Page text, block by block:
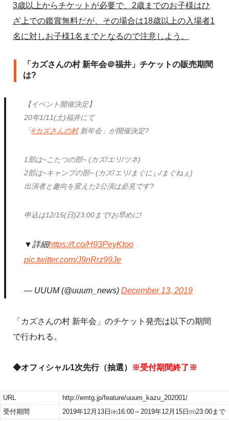
3歳以上からチケットが必要で、2歳までのお子様はひ
ざ上での鑑賞無料だが、その場合は18歳以上の入場者1
名に対しお子様1名までとなるので注意しよう。
「カズさんの村 新年会＠福井」チケットの販売期間
は?
【イベント開催決定】
20年1/11(土)福井にて
「#カズさんの村新年会」が開催決定?
1部は~こたつの部~ (カズ/エリ/ツネ)
2部は~キャンプの部~ (カズ/エリ/まぐにぃ/まぐねぇ)
出演者と趣向を変えた2公演は必見です?
申込は12/15(日)23:00まで!お早めに!
▼詳細https://t.co/H93PeyKtoo
pic.twitter.com/J9nRrz99Je
— UUUM (@uuum_news)December 13, 2019
「カズさんの村 新年会」のチケット発売は以下の期間
で行われる。
◆オフィシャル1次先行（抽選） ※受付期間終了※
URL
http://emtg.jp/feature/uuum_kazu_202001/
受付期間
2019年12月13日㈮16:00～2019年12月15日㈰23:00まで